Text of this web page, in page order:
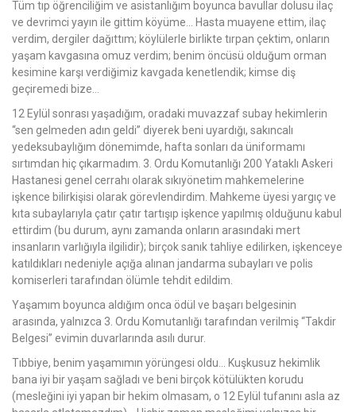
Tüm tıp öğrenciliğim ve asistanlığım boyunca bavullar dolusu ilaç
ve devrimci yayın ile gittim köyüme… Hasta muayene ettim, ilaç
verdim, dergiler dağıttım; köylülerle birlikte tırpan çektim, onların
yaşam kavgasına omuz verdim; benim öncüsü olduğum orman
kesimine karşı verdiğimiz kavgada kenetlendik; kimse diş
geçiremedi bize…
12 Eylül sonrası yaşadığım, oradaki muvazzaf subay hekimlerin
“sen gelmeden adın geldi” diyerek beni uyardığı, sakıncalı
yedeksubaylığım dönemimde, hafta sonları da üniformamı
sırtımdan hiç çıkarmadım. 3. Ordu Komutanlığı 200 Yataklı Askeri
Hastanesi genel cerrahı olarak sıkıyönetim mahkemelerine
işkence bilirkişisi olarak görevlendirdim. Mahkeme üyesi yargıç ve
kıta subaylarıyla çatır çatır tartışıp işkence yapılmış olduğunu kabul
ettirdim (bu durum, aynı zamanda onların arasındaki mert
insanların varlığıyla ilgilidir); birçok sanık tahliye edilirken, işkenceye
katıldıkları nedeniyle açığa alınan jandarma subayları ve polis
komiserleri tarafından ölümle tehdit edildim.
Yaşamım boyunca aldığım onca ödül ve başarı belgesinin
arasında, yalnızca 3. Ordu Komutanlığı tarafından verilmiş “Takdir
Belgesi” evimin duvarlarında asılı durur.
Tıbbiye, benim yaşamımın yörüngesi oldu… Kuşkusuz hekimlik
bana iyi bir yaşam sağladı ve beni birçok kötülükten korudu
(mesleğini iyi yapan bir hekim olmasam, o 12 Eylül tufanını asla az